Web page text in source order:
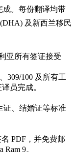
成。每份翻译均带
及新西兰移民
亚所有签证接受
309/100 及所有工
员完成。
证、结婚证等标准
PDF，并免费邮
9。